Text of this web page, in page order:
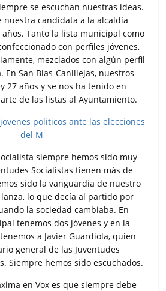
se escuchan nuestras ideas.
nuestra candidata a la alcaldía
Tanto la lista municipal como
con perfiles jóvenes,
mezclados con algún perfil
En San Blas-Canillejas, nuestros
27 años y se nos ha tenido en
de las listas al Ayuntamiento.
siempre hemos sido muy
Socialistas tienen más de
sido la vanguardia de nuestro
lo que decía al partido por
la sociedad cambiaba. En
tenemos dos jóvenes y en la
a Javier Guardiola, quien
general de las Juventudes
Siempre hemos sido escuchados.
en Vox es que siempre debe